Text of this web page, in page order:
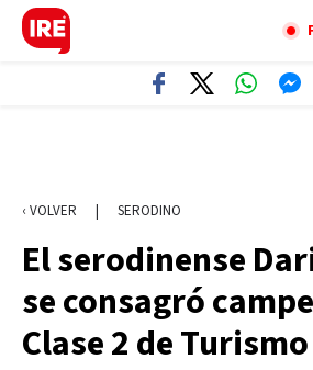
‹ VOLVER | SERODINO
El serodinense
se consagró
Clase 2 de